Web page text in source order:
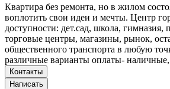
Квартира без ремонта, но в жилом
воплотить свои идеи и мечты. Центр
доступности: дет.сад, школа, гимназия,
торговые центры, магазины, рынок,
общественного транспорта в любую
различные варианты оплаты-
Контакты
Написать